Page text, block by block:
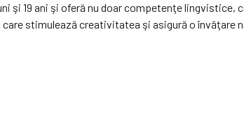
şi 19 ani şi oferă nu doar competenţe
stimulează creativitatea şi asigură o învăţare